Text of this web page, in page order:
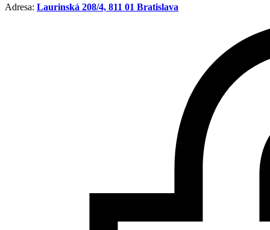
Adresa: Laurinská 208/4, 811 01 Bratislava